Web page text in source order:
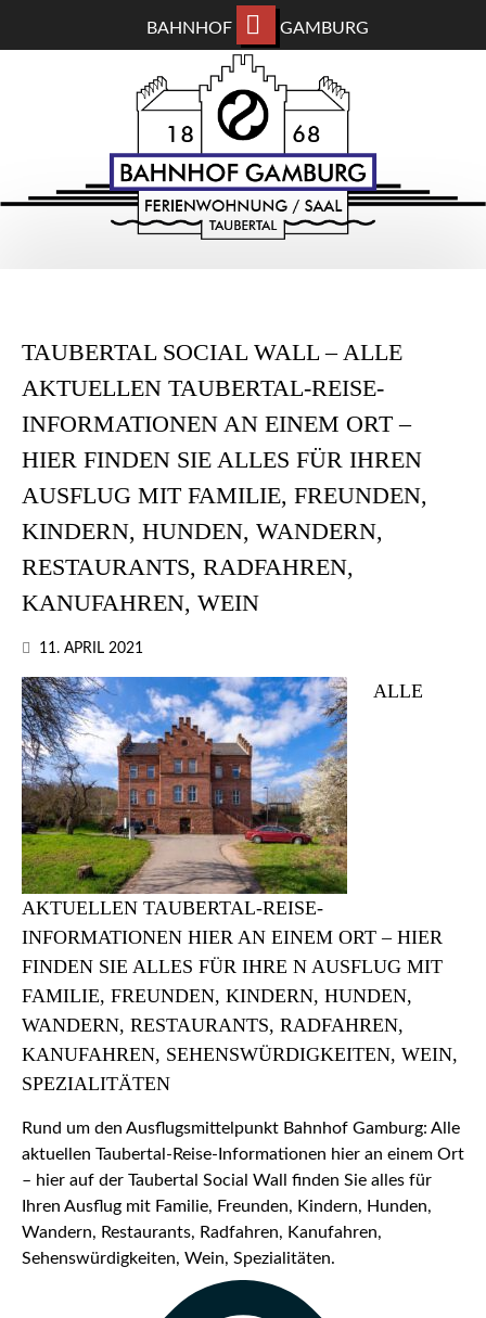
BAHNHOF GAMBURG
BAHNHOF GAMBURG
Ferienwohnung und Eventsaal im Taubertal
TAUBERTAL SOCIAL WALL – ALLE
AKTUELLEN TAUBERTAL-REISE-
INFORMATIONEN AN EINEM ORT –
HIER FINDEN SIE ALLES FÜR IHREN
AUSFLUG MIT FAMILIE, FREUNDEN,
KINDERN, HUNDEN, WANDERN,
RESTAURANTS, RADFAHREN,
KANUFAHREN, WEIN
11. APRIL 2021
ALLE
AKTUELLEN TAUBERTAL-REISE-
INFORMATIONEN HIER AN EINEM ORT – HIER
FINDEN SIE ALLES FÜR IHRE N AUSFLUG MIT
FAMILIE, FREUNDEN, KINDERN, HUNDEN,
WANDERN, RESTAURANTS, RADFAHREN,
KANUFAHREN, SEHENSWÜRDIGKEITEN, WEIN,
SPEZIALITÄTEN
Rund um den Ausflugsmittelpunkt Bahnhof Gamburg: Alle
aktuellen Taubertal-Reise-Informationen hier an einem Ort
– hier auf der Taubertal Social Wall finden Sie alles für
Ihren Ausflug mit Familie, Freunden, Kindern, Hunden,
Wandern, Restaurants, Radfahren, Kanufahren,
Sehenswürdigkeiten, Wein, Spezialitäten.